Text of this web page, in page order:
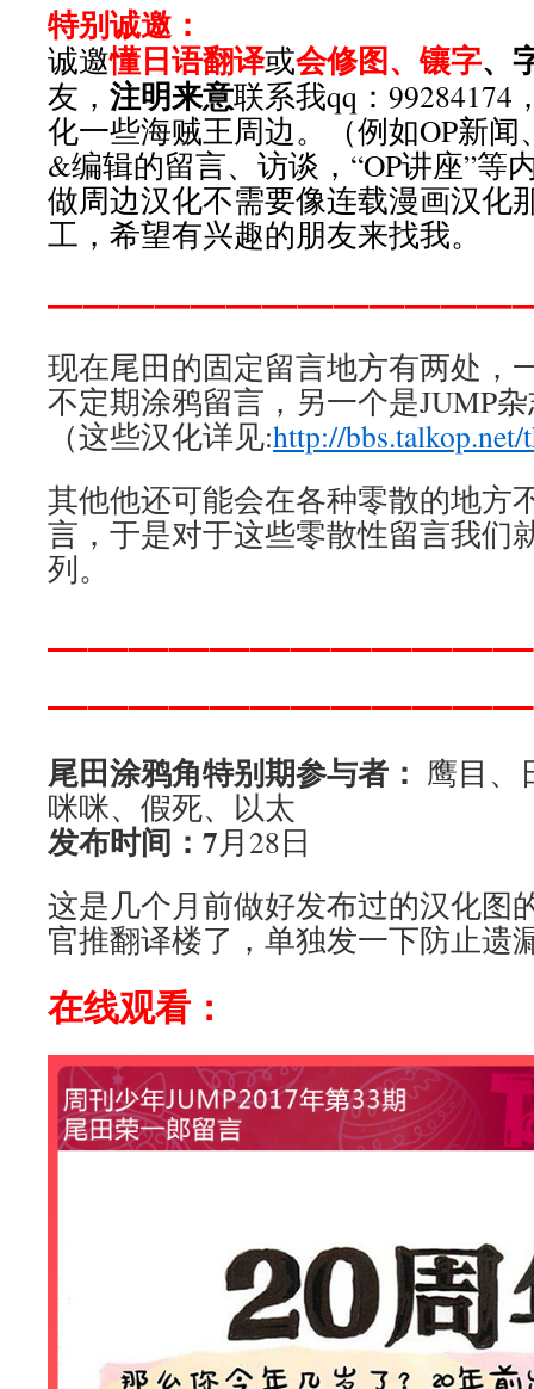
特别诚邀：
诚邀懂日语翻译或会修图、镶字、
友， 注明来意联系我qq：
化一些海贼王周边。（例如OP新
&编辑的留言、访谈，“OP讲座”等
做周边汉化不需要像连载漫画汉化
工，希望有兴趣的朋友来找我。
现在尾田的固定留言地方有两处，
不定期涂鸦留言，另一个是JUMP
（这些汉化详见:http://
其他他还可能会在各种零散的地方
言，于是对于这些零散性留言我们
列。
尾田涂鸦角特别期参与者： 鹰目、
咪咪、假死、以太
发布时间：7月28日
这是几个月前做好发布过的汉化图
官推翻译楼了，单独发一下防止遗
在线观看 ：